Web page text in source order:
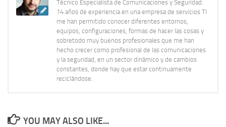
Técnico Especialista de Comunicaciones y Seguridad.
14 años de experiencia en una empresa de servicios TI
me han permitido conocer diferentes entornos,
equipos, configuraciones, formas de hacer las cosas y
sobretodo muy buenos profesionales que me han
hecho crecer como profesional de las comunicaciones
y la seguridad, en un sector dinámico y de cambios
constantes, donde hay que estar continuamente
reciclándose.
YOU MAY ALSO LIKE...